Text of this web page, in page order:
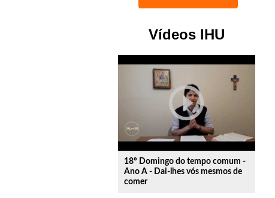
Vídeos IHU
play_circle_outline
18º Domingo do tempo comum -
Ano A - Dai-lhes vós mesmos de
comer